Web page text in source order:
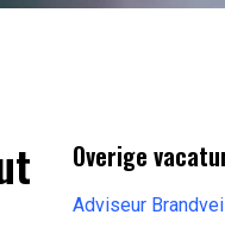
Overige
Adviseur